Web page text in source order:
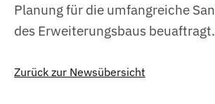
Planung für die umfangreiche
des Erweiterungsbaus beuaftragt.
Zurück zur Newsübersicht